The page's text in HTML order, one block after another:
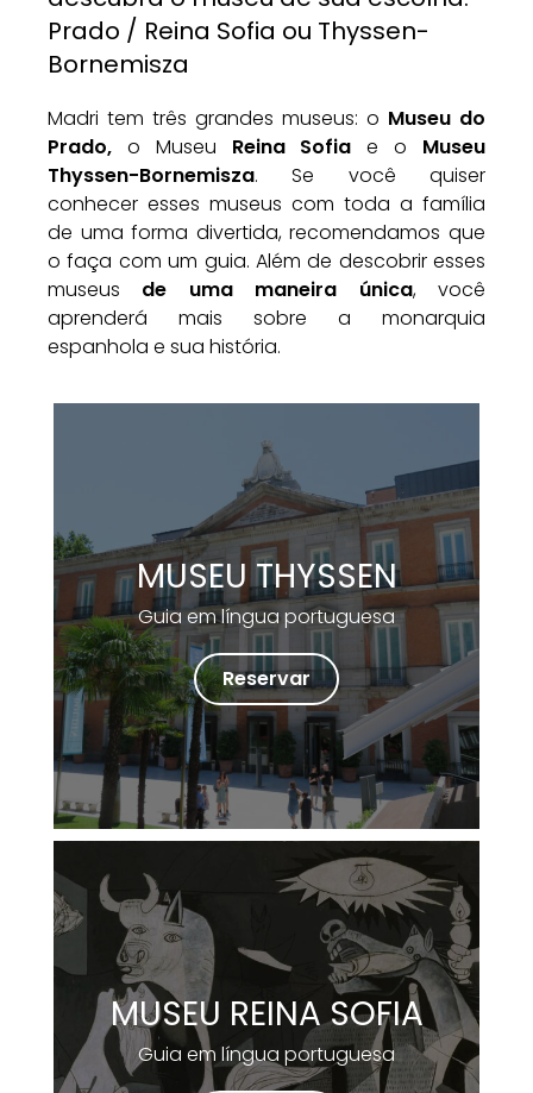
Prado / Reina Sofia ou Thyssen-
Bornemisza
Madri tem três grandes museus: o Museu do
Prado, o Museu Reina Sofia e o Museu
Thyssen-Bornemisza. Se você quiser
conhecer esses museus com toda a família
de uma forma divertida, recomendamos que
o faça com um guia. Além de descobrir esses
museus de uma maneira única, você
aprenderá mais sobre a monarquia
espanhola e sua história.
MUSEU THYSSEN
Guia em língua portuguesa
Reservar
MUSEU REINA SOFIA
Guia em língua portuguesa